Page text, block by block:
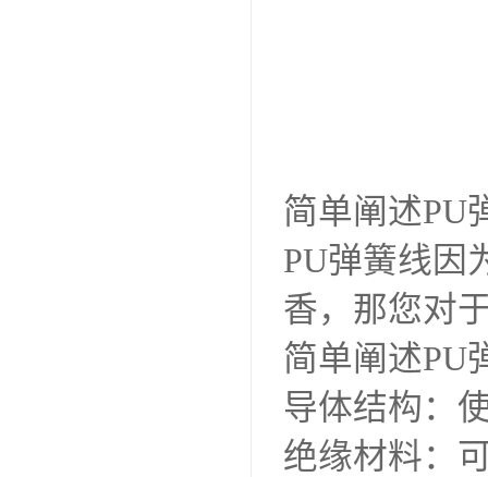
简单阐述PU
PU弹簧线因
香，那您对
简单阐述PU
导体结构：
绝缘材料：